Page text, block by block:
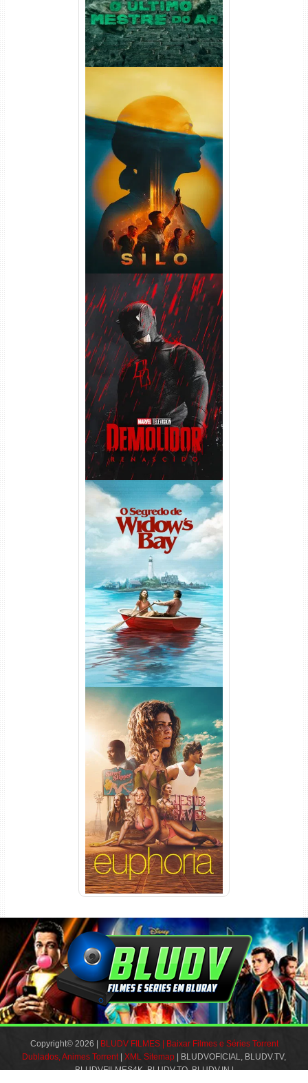
Silo 2ª Temporada (2024)
WEB-DL 1080p Dual Áudio
Demolidor: Renascido 2ª
Temporada (2026) WEB-DL
1080p Dual Áudio
O Segredo de Widow’s Bay
1ª Temporada Torrent (2026)
WEB-DL 1080p Dual Áudio
Euphoria 3ª Temporada
Torrent (2026) WEB-DL 1080p
Dual Áudio
Copyright© 2026 |
BLUDV FILMES | Baixar Filmes e Séries Torrent
Dublados, Animes Torrent| XML Sitemap | BLUDVOFICIAL, BLUDV.TV,
BLUDVFILMES4K, BLUDV.TO, BLUDV.IN |